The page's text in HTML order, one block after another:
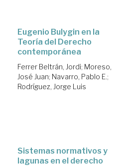
Eugenio Bulygin en la
Teoría del Derecho
contemporánea
Ferrer Beltrán, Jordi; Moreso,
José Juan; Navarro, Pablo E.;
Rodríguez, Jorge Luis
Sistemas normativos y
lagunas en el derecho